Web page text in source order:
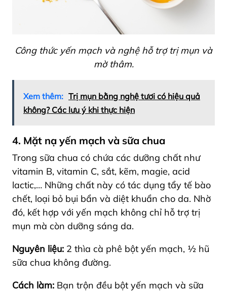
Công thức yến mạch và nghệ hỗ trợ trị mụn và
mờ thâm.
Xem thêm: Trị mụn bằng nghệ tươi có hiệu quả
không? Các lưu ý khi thực hiện
4. Mặt nạ yến mạch và sữa chua
Trong sữa chua có chứa các dưỡng chất như
vitamin B, vitamin C, sắt, kẽm, magie, acid
lactic,… Những chất này có tác dụng tẩy tế bào
chết, loại bỏ bụi bẩn và diệt khuẩn cho da. Nhờ
đó, kết hợp với yến mạch không chỉ hỗ trợ trị
mụn mà còn dưỡng sáng da.
Nguyên liệu: 2 thìa cà phê bột yến mạch, ½ hũ
sữa chua không đường.
Cách làm: Bạn trộn đều bột yến mạch và sữa